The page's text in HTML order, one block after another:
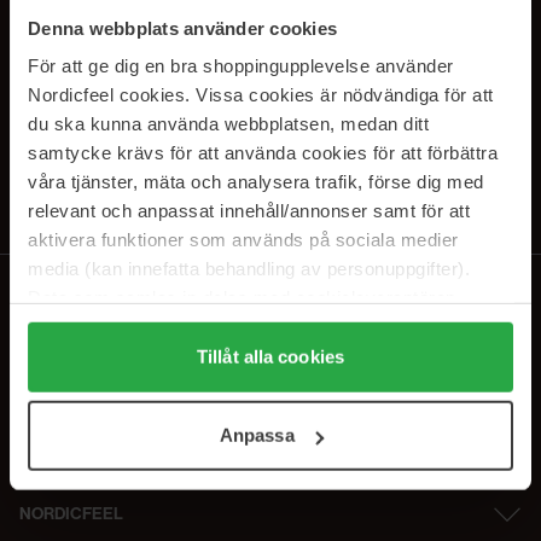
Denna webbplats använder cookies
För att ge dig en bra shoppingupplevelse använder
Nordicfeel cookies. Vissa cookies är nödvändiga för att
du ska kunna använda webbplatsen, medan ditt
samtycke krävs för att använda cookies för att förbättra
våra tjänster, mäta och analysera trafik, förse dig med
relevant och anpassat innehåll/annonser samt för att
aktivera funktioner som används på sociala medier
media (kan innefatta behandling av personuppgifter).
Genom att trycka på "Tillåt alla cookies" accepterar du
alla cookies, medan du under "Detaljer" kan anpassa
användningen av cookies. Du kan när som helst återkalla
samt vår Integritetspolicy.
Tillåt alla cookies
Anpassa
SUBSCRIBE TO OUR
NEWSLETTER
Tilaamalla hyväksyttietosuojakäytäntömme. Peruuta tilaus milloin
tahansa.
NORDICFEEL